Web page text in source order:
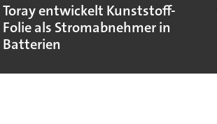
Toray entwickelt Kunststoff-
Folie als Stromabnehmer in
Batterien